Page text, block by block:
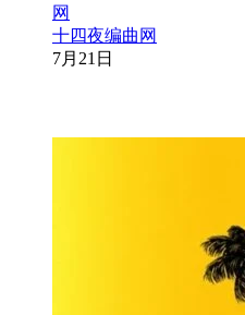
十四夜编曲网
7月21日